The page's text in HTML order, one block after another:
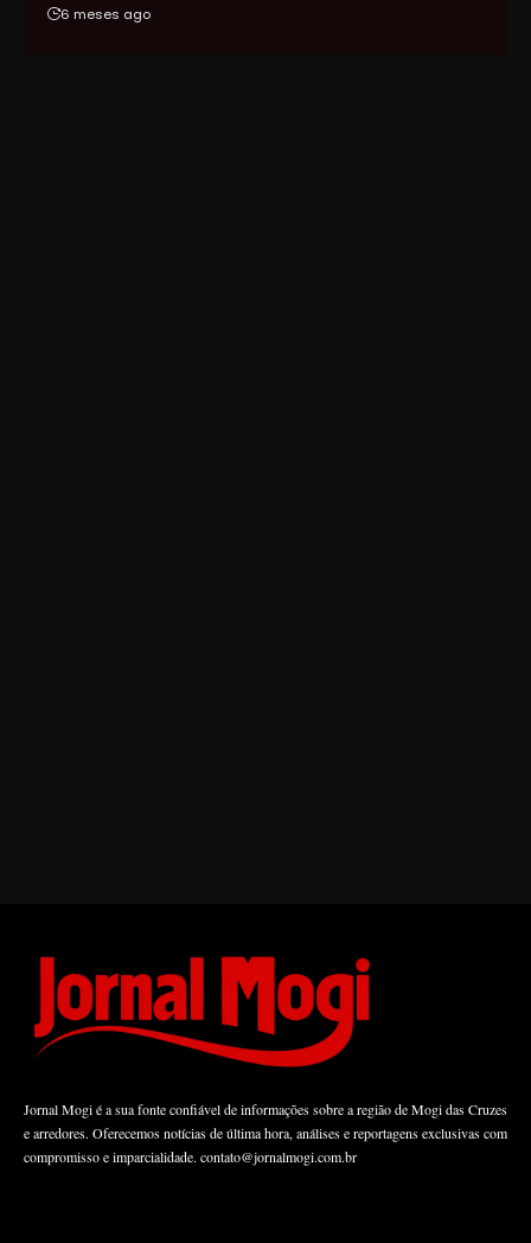
6 meses ago
Jornal Mogi é a sua fonte confiável de informações sobre a região de Mogi das Cruzes
e arredores. Oferecemos notícias de última hora, análises e reportagens exclusivas com
compromisso e imparcialidade. contato@jornalmogi.com.br